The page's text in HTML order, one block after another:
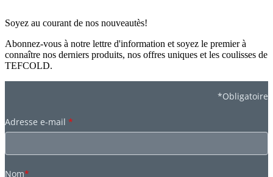
Soyez au courant de nos nouveautès!
Abonnez-vous à notre lettre d'information et soyez le premier à
connaître nos derniers produits, nos offres uniques et les coulisses de
TEFCOLD.
*Obligatoire
Adresse e-mail *
Nom*